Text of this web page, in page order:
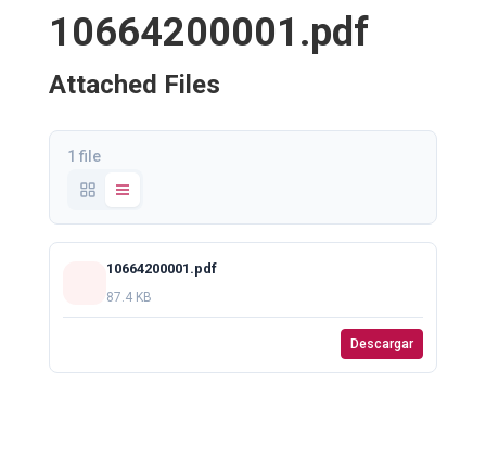
10664200001.pdf
Attached Files
1 file
10664200001.pdf
87.4 KB
Descargar